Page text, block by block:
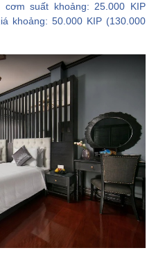
suất khoảng: 25.000 KIP
khoảng: 50.000 KIP (130.000